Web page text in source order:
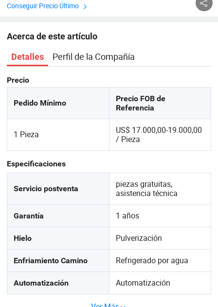
Conseguir Precio Último
Acerca de este artículo
Detalles Perfil de la Compañía
Precio
Pedido Mínimo
Precio FOB de
Referencia
1 Pieza
US$ 17.000,00-19.000,00
/ Pieza
Especificaciones
Servicio postventa
piezas gratuitas,
asistencia técnica
Garantía 1 años
Hielo Pulverización
Enfriamiento Camino Refrigerado por agua
Automatización Automatización